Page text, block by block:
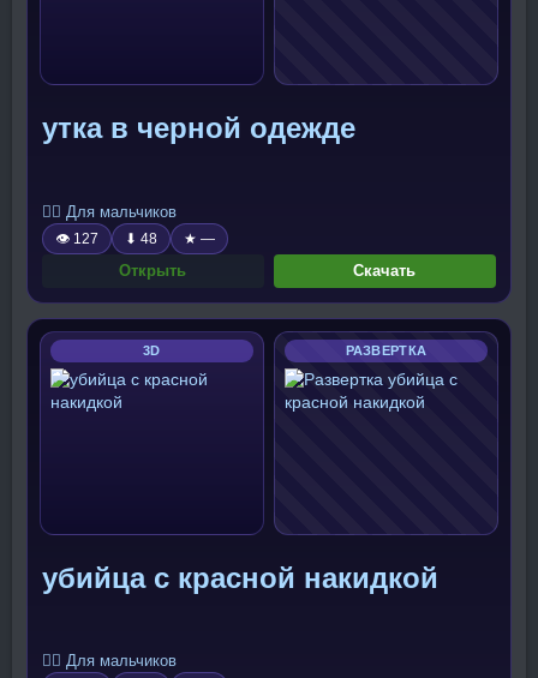
утка в черной одежде
🧍‍♂️ Для мальчиков
👁 127 ⬇ 48 ★ —
Открыть Скачать
3D РАЗВЕРТКА
убийца с красной накидкой
🧍‍♂️ Для мальчиков